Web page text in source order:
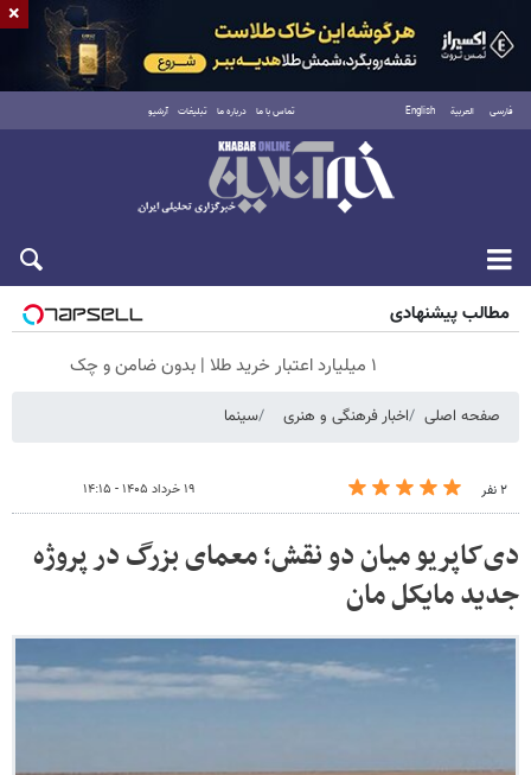
فارسی العربية English تماس با ما درباره ما تبلیغات آرشیو
پنجشنبه ۱۵ مرداد ۱۴۰۵
مطالب پیشنهادی
۱ میلیارد اعتبار خرید طلا | بدون ضامن و چک
صفحه اصلی اخبار فرهنگی و هنری سینما
۲ نفر ۱۹ خرداد ۱۴۰۵ - ۱۴:۱۵
دی‌کاپریو میان دو نقش؛ معمای بزرگ در پروژه
جدید مایکل مان
×